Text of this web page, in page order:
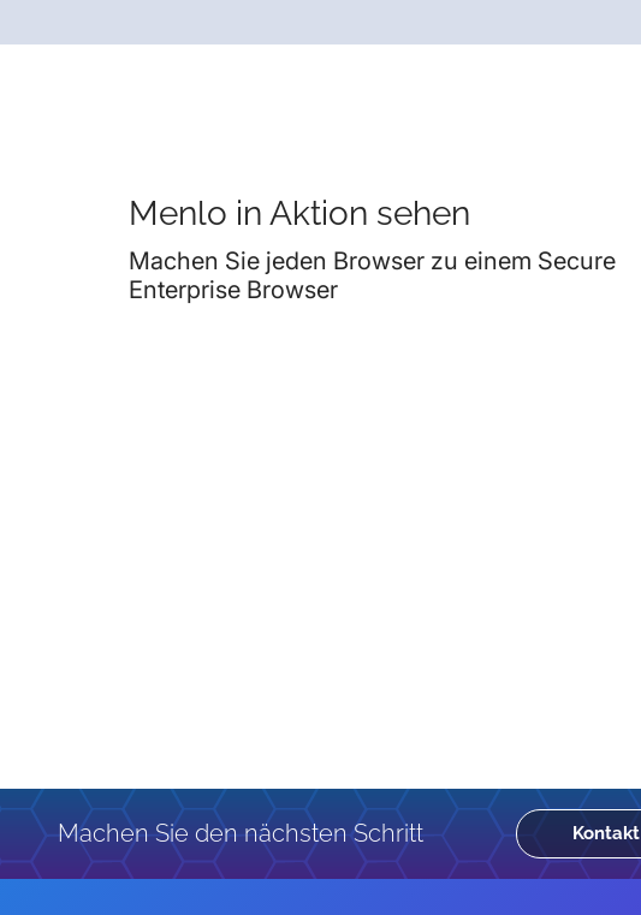
Menlo in Aktion sehen
Machen Sie jeden Browser zu einem Secure
Enterprise Browser
Machen Sie den nächsten Schritt Kontakt